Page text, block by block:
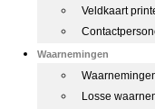
Veldkaart
Waarnemingen
Losse